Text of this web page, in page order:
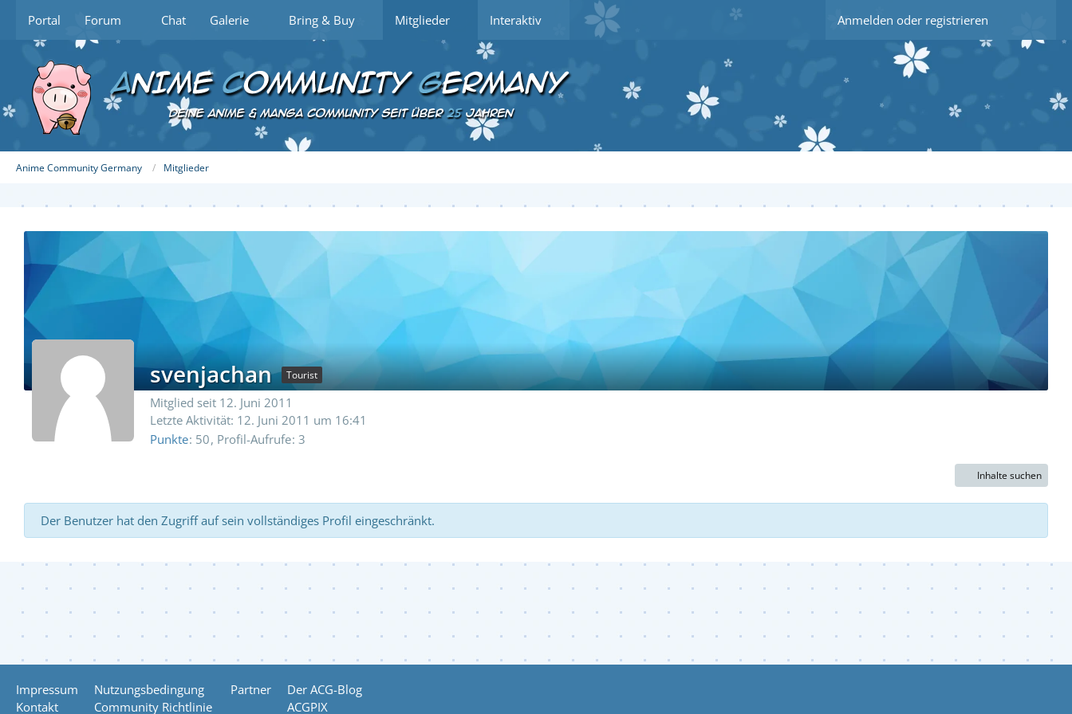
Portal Forum Chat Galerie Bring & Buy Mitglieder Interaktiv Anmelden oder registrieren
Anime Community Germany Mitglieder
svenjachan Tourist
Mitglied seit 12. Juni 2011
Letzte Aktivität: 12. Juni 2011 um 16:41
Punkte 50 Profil-Aufrufe 3
Inhalte suchen
Der Benutzer hat den Zugriff auf sein vollständiges Profil eingeschränkt.
Impressum
Kontakt
Nutzungsbedingung
Community Richtlinie
Partner
Der ACG-Blog
ACGPIX